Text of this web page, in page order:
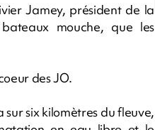
Jamey, président de la
mouche, que les
des JO.
six kilomètres du fleuve,